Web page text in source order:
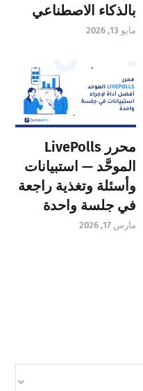
بالذكاء الاصطناعي
مايو 13, 2026
محرر LivePolls
الموحَّد — استبيانات
وأسئلة وتغذية راجعة
في جلسة واحدة
مارس 17, 2026